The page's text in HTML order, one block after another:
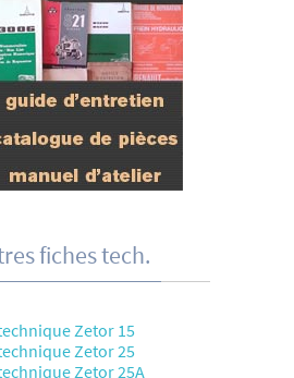
fiches tech.
Zetor 15
Zetor 25
Zetor 25A